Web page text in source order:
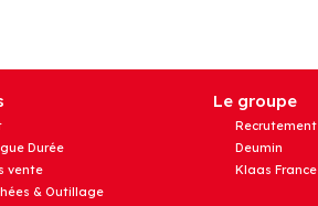
Durée
vente
& Outillage
Le groupe
Recrutement
Deumin
Klaas France